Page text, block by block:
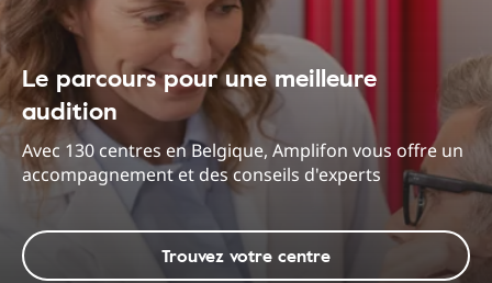
Le parcours pour une meilleure
audition
Avec 130 centres en Belgique, Amplifon vous offre un
accompagnement et des conseils d'experts
Trouvez votre centre